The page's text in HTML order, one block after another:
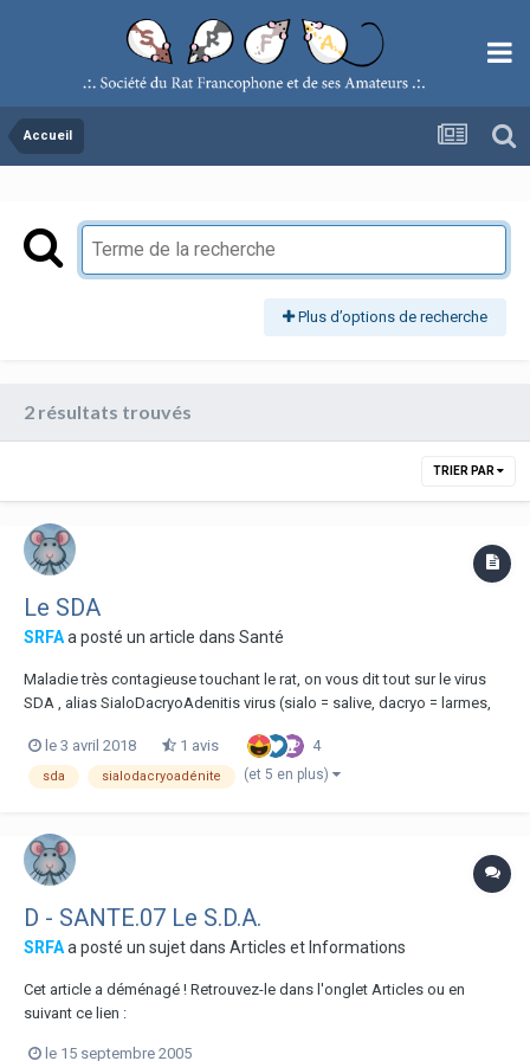
Accueil
Plus d’options de recherche
2 résultats trouvés
TRIER PAR
Le SDA
SRFAa posté un article dans Santé
Maladie très contagieuse touchant le rat, on vous dit tout sur le virus
SDA , alias SialoDacryoAdenitis virus (sialo = salive, dacryo = larmes,
cellulaire) qui a pour effet un affaiblissement important du système
immunitaire. (N...
le 3 avril 2018 1 avis 4
sda sialodacryoadénite (et 5 en plus)
D - SANTE.07 Le S.D.A.
SRFAa posté un sujet dans Articles et Informations
Cet article a déménagé ! Retrouvez-le dans l'onglet Articles ou en
suivant ce lien :
le 15 septembre 2005